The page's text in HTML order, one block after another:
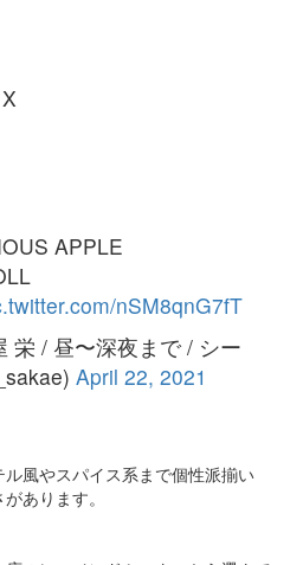
APPLE
nSM8qnG7fT
/ 昼〜深夜まで / シー
April 22, 2021
風やスパイス系まで個性派揃い
あります。